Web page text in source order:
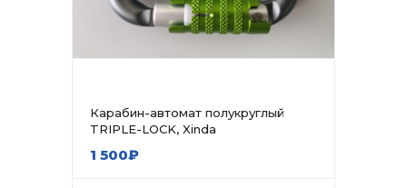
Карабин-автомат полукруглый
TRIPLE-LOCK, Xinda
1 500₽